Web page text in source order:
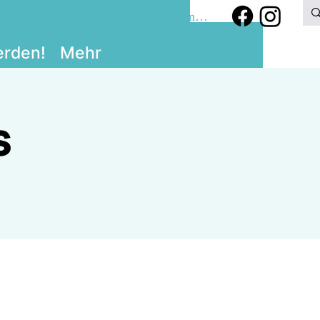
Mehr
Anmelden